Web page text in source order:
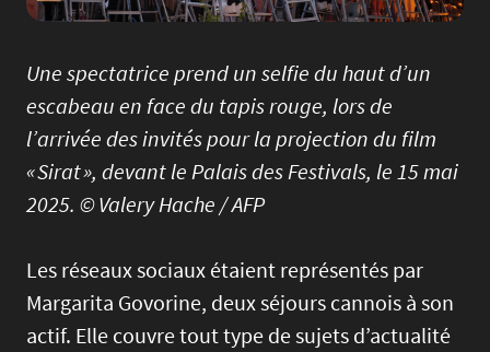
Une spectatrice prend un selfie du haut d’un
escabeau en face du tapis rouge, lors de
l’arrivée des invités pour la projection du film
« Sirat », devant le Palais des Festivals, le 15 mai
2025. © Valery Hache / AFP
Les réseaux sociaux étaient représentés par
Margarita Govorine, deux séjours cannois à son
actif. Elle couvre tout type de sujets d’actualité